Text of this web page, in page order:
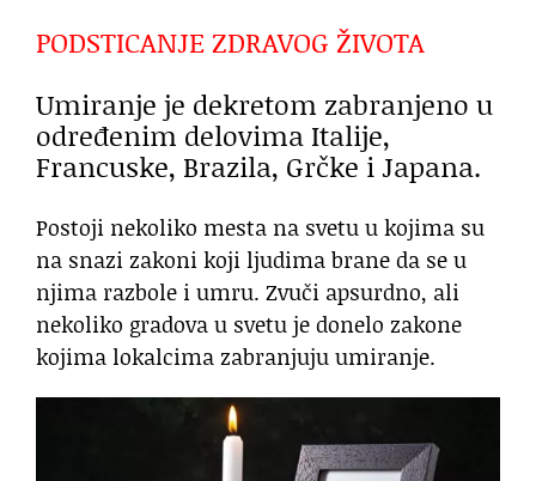
PODSTICANJE ZDRAVOG ŽIVOTA
Umiranje je dekretom zabranjeno u
određenim delovima Italije,
Francuske, Brazila, Grčke i Japana.
Postoji nekoliko mesta na svetu u kojima su
na snazi zakoni koji ljudima brane da se u
njima razbole i umru. Zvuči apsurdno, ali
nekoliko gradova u svetu je donelo zakone
kojima lokalcima zabranjuju umiranje.